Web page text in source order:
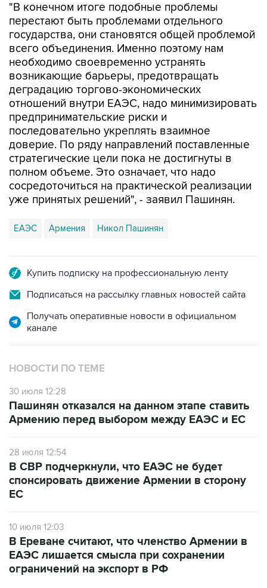
"В конечном итоге подобные проблемы
перестают быть проблемами отдельного
государства, они становятся общей проблемой
всего объединения. Именно поэтому нам
необходимо своевременно устранять
возникающие барьеры, предотвращать
деградацию торгово-экономических
отношений внутри ЕАЭС, надо минимизировать
предпринимательские риски и
последовательно укреплять взаимное
доверие. По ряду направлений поставленные
стратегические цели пока не достигнуты в
полном объеме. Это означает, что надо
сосредоточиться на практической реализации
уже принятых решений", - заявил Пашинян.
ЕАЭС Армения Никол Пашинян
Купить подписку на профессиональную ленту
Подписаться на рассылку главных новостей сайта
Получать оперативные новости в официальном
канале
НОВОСТИ ПО ТЕМЕ
30 июля 12:28
Пашинян отказался на данном этапе ставить
Армению перед выбором между ЕАЭС и ЕС
28 июля 12:54
В СВР подчеркнули, что ЕАЭС не будет
спонсировать движение Армении в сторону
ЕС
10 июля 12:03
В Ереване считают, что членство Армении в
ЕАЭС лишается смысла при сохранении
ограничений на экспорт в РФ